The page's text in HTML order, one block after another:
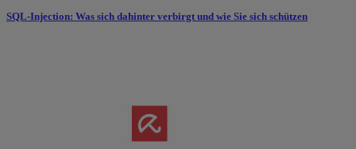
SQL-Injection: Was sich dahinter verbirgt und wie Sie sich schützen